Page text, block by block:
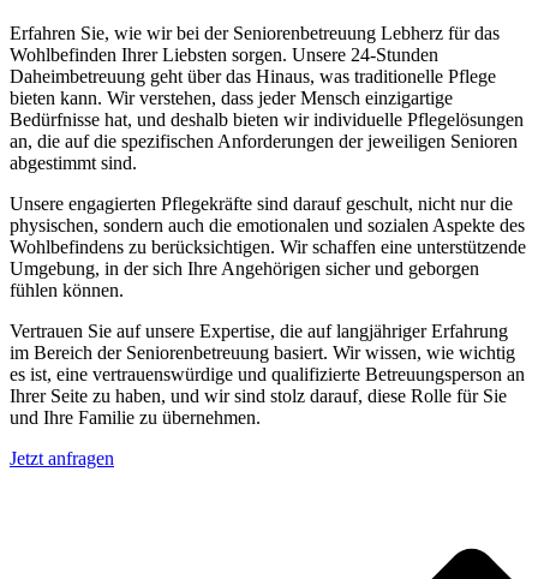
Erfahren Sie, wie wir bei der Seniorenbetreuung Lebherz für das
Wohlbefinden Ihrer Liebsten sorgen. Unsere 24-Stunden
Daheimbetreuung geht über das Hinaus, was traditionelle Pflege
bieten kann. Wir verstehen, dass jeder Mensch einzigartige
Bedürfnisse hat, und deshalb bieten wir individuelle Pflegelösungen
an, die auf die spezifischen Anforderungen der jeweiligen Senioren
abgestimmt sind.
Unsere engagierten Pflegekräfte sind darauf geschult, nicht nur die
physischen, sondern auch die emotionalen und sozialen Aspekte des
Wohlbefindens zu berücksichtigen. Wir schaffen eine unterstützende
Umgebung, in der sich Ihre Angehörigen sicher und geborgen
fühlen können.
Vertrauen Sie auf unsere Expertise, die auf langjähriger Erfahrung
im Bereich der Seniorenbetreuung basiert. Wir wissen, wie wichtig
es ist, eine vertrauenswürdige und qualifizierte Betreuungsperson an
Ihrer Seite zu haben, und wir sind stolz darauf, diese Rolle für Sie
und Ihre Familie zu übernehmen.
Jetzt anfragen